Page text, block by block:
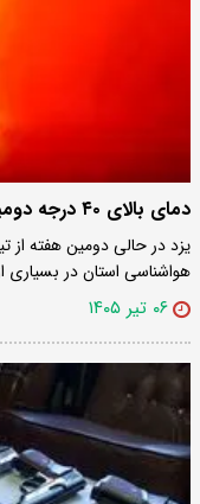
دمای بالای ۴۰ درجه دومین هفته تابستان یزد
هواشناسی استان در بسیاری
۰۶ تیر ۱۴۰۵